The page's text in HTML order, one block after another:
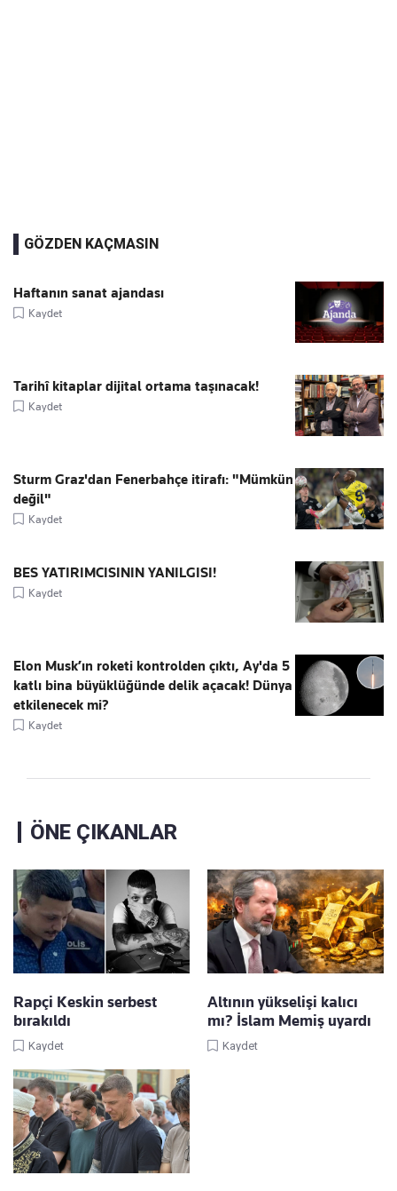
GÖZDEN KAÇMASIN
Haftanın sanat ajandası
Kaydet
Tarihî kitaplar dijital ortama taşınacak!
Kaydet
Sturm Graz'dan Fenerbahçe itirafı: "Mümkün
değil"
Kaydet
BES YATIRIMCISININ YANILGISI!
Kaydet
Elon Musk’ın roketi kontrolden çıktı, Ay'da 5
katlı bina büyüklüğünde delik açacak! Dünya
etkilenecek mi?
Kaydet
ÖNE ÇIKANLAR
Rapçi Keskin serbest
bırakıldı
Kaydet
Altının yükselişi kalıcı
mı? İslam Memiş uyardı
Kaydet